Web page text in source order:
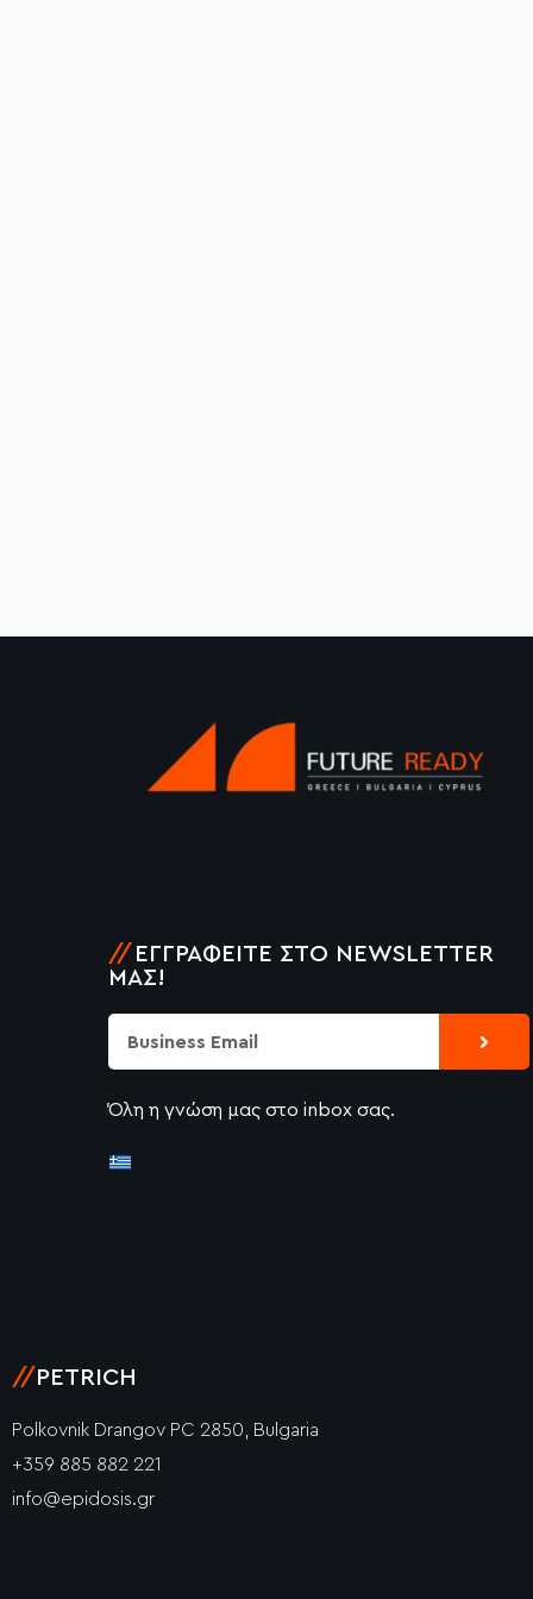
// ΕΓΓΡΑΦΕΊΤΕ ΣΤΟ NEWSLETTER
ΜΑΣ!
Submit
Όλη η γνώση μας στο inbox σας.
// PETRICH
Polkovnik Drangov PC 2850, Bulgaria
+359 885 882 221
info@epidosis.gr